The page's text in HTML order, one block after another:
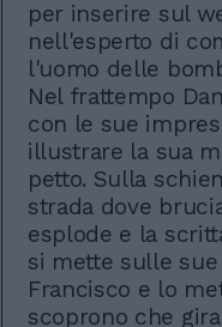
per inserire sul
nell'esperto di
l'uomo delle
Nel frattempo
con le sue
illustrare la sua
petto. Sulla
strada dove
esplode e la
si mette sulle
Francisco e lo
scoprono che